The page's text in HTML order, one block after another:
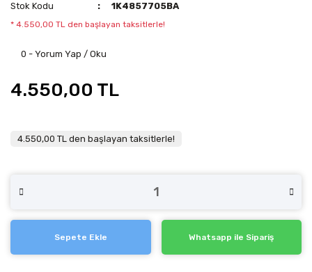
Stok Kodu
1K4857705BA
* 4.550,00 TL den başlayan taksitlerle!
0 - Yorum Yap / Oku
4.550,00 TL
4.550,00 TL den başlayan taksitlerle!
Sepete Ekle Whatsapp ile Sipariş